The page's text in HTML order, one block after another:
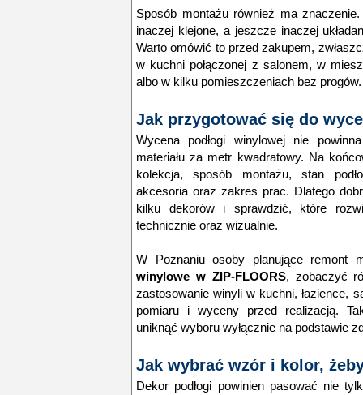
Sposób montażu również ma
inaczej klejone, a jeszcze inaczej
Warto omówić to przed zakupem,
w kuchni połączonej z salonem, w
albo w kilku pomieszczeniach bez progów.
Jak przygotować się do
Wycena podłogi winylowej nie
materiału za metr kwadratowy. Na
kolekcja, sposób montażu, stan
akcesoria oraz zakres prac. Dlatego
kilku dekorów i sprawdzić, które
technicznie oraz wizualnie.
W Poznaniu osoby planujące remont
winylowe w ZIP-FLOORS, zobaczyć
zastosowanie winyli w kuchni, łazience,
pomiaru i wyceny przed realizacją.
uniknąć wyboru wyłącznie na podstawie
Jak wybrać wzór i kolor,
Dekor podłogi powinien pasować nie